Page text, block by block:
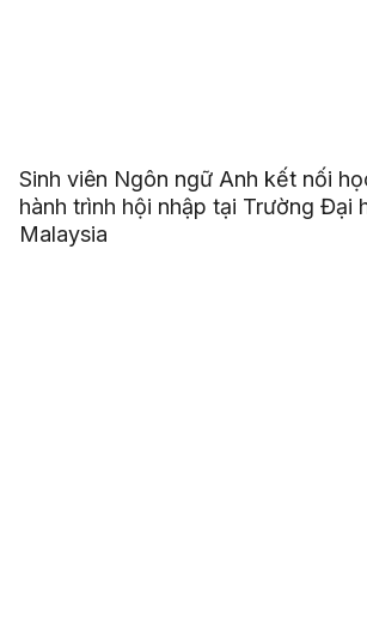
Sinh viên Ngôn ngữ Anh kết nối
hành trình hội nhập tại Trường Đại
Malaysia